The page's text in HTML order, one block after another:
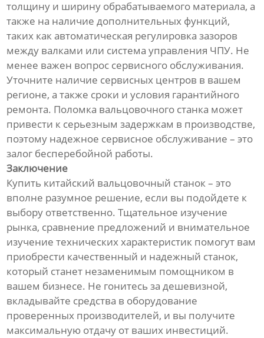
толщину и ширину обрабатываемого материала, а
также на наличие дополнительных функций,
таких как автоматическая регулировка зазоров
между валками или система управления ЧПУ. Не
менее важен вопрос сервисного обслуживания.
Уточните наличие сервисных центров в вашем
регионе, а также сроки и условия гарантийного
ремонта. Поломка вальцовочного станка может
привести к серьезным задержкам в производстве,
поэтому надежное сервисное обслуживание – это
залог бесперебойной работы.
Заключение
Купить китайский вальцовочный станок – это
вполне разумное решение, если вы подойдете к
выбору ответственно. Тщательное изучение
рынка, сравнение предложений и внимательное
изучение технических характеристик помогут вам
приобрести качественный и надежный станок,
который станет незаменимым помощником в
вашем бизнесе. Не гонитесь за дешевизной,
вкладывайте средства в оборудование
проверенных производителей, и вы получите
максимальную отдачу от ваших инвестиций.